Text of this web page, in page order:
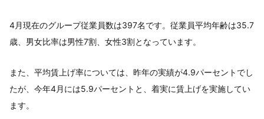
4月現在のグループ従業員数は397名です。従業員平均年齢は35.7
歳、男女比率は男性7割、女性3割となっています。
また、平均賃上げ率については、昨年の実績が4.9パーセントでし
たが、今年4月には5.9パーセントと、着実に賃上げを実施してい
ます。